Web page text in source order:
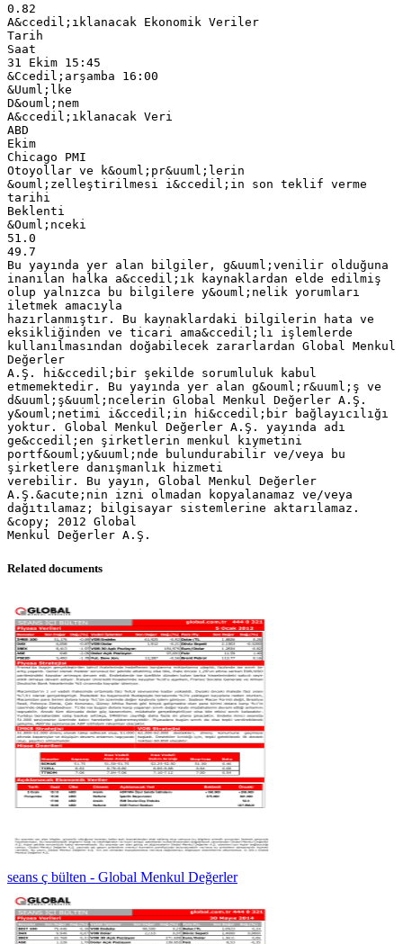
0.82
A&ccedil;ıklanacak Ekonomik Veriler
Tarih
Saat
31 Ekim 15:45
&Ccedil;arşamba 16:00
&Uuml;lke
D&ouml;nem
A&ccedil;ıklanacak Veri
ABD
Ekim
Chicago PMI
Otoyollar ve k&ouml;pr&uuml;lerin
&ouml;zelleştirilmesi i&ccedil;in son teklif verme
tarihi
Beklenti
&Ouml;nceki
51.0
49.7
Bu yayında yer alan bilgiler, g&uuml;venilir olduğuna
inanılan halka a&ccedil;ık kaynaklardan elde edilmiş
olup yalnızca bu bilgilere y&ouml;nelik yorumları
iletmek amacıyla
hazırlanmıştır. Bu kaynaklardaki bilgilerin hata ve
eksikliğinden ve ticari ama&ccedil;lı işlemlerde
kullanılmasından doğabilecek zararlardan Global Menkul
Değerler
A.Ş. hi&ccedil;bir şekilde sorumluluk kabul
etmemektedir. Bu yayında yer alan g&ouml;r&uuml;ş ve
d&uuml;ş&uuml;ncelerin Global Menkul Değerler A.Ş.
y&ouml;netimi i&ccedil;in hi&ccedil;bir bağlayıcılığı
yoktur. Global Menkul Değerler A.Ş. yayında adı
ge&ccedil;en şirketlerin menkul kıymetini
portf&ouml;y&uuml;nde bulundurabilir ve/veya bu
şirketlere danışmanlık hizmeti
verebilir. Bu yayın, Global Menkul Değerler
A.Ş.&acute;nin izni olmadan kopyalanamaz ve/veya
dağıtılamaz; bilgisayar sistemlerine aktarılamaz.
&copy; 2012 Global
Related documents
seans ç bülten - Global Menkul Değerler